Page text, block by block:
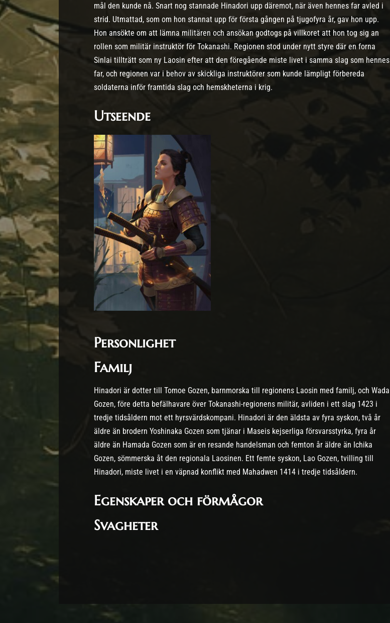
mål den kunde nå. Snart nog stannade Hinadori upp däremot, när även hennes far avled i
strid. Utmattad, som om hon stannat upp för första gången på tjugofyra år, gav hon upp.
Hon ansökte om att lämna militären och ansökan godtogs på villkoret att hon tog sig an
rollen som militär instruktör för Tokanashi. Regionen stod under nytt styre där en forna
Sinlai tillträtt som ny Laosin efter att den föregående miste livet i samma slag som hennes
far, och regionen var i behov av skickliga instruktörer som kunde lämpligt förbereda
soldaterna inför framtida slag och hemskheterna i krig.
Utseende
Personlighet
Familj
Hinadori är dotter till Tomoe Gozen, barnmorska till regionens Laosin med familj, och Wada
Gozen, före detta befälhavare över Tokanashi-regionens militär, avliden i ett slag 1423 i
tredje tidsåldern mot ett hyrsvärdskompani. Hinadori är den äldsta av fyra syskon, två år
äldre än brodern Yoshinaka Gozen som tjänar i Maseis kejserliga försvarsstyrka, fyra år
äldre än Hamada Gozen som är en resande handelsman och femton år äldre än Ichika
Gozen, sömmerska åt den regionala Laosinen. Ett femte syskon, Lao Gozen, tvilling till
Hinadori, miste livet i en väpnad konflikt med Mahadwen 1414 i tredje tidsåldern.
Egenskaper och förmågor
Svagheter